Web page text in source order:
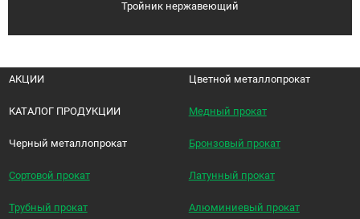
Тройник нержавеющий
АКЦИИ
КАТАЛОГ ПРОДУКЦИИ
Черный металлопрокат
Сортовой прокат
Трубный прокат
Цветной металлопрокат
Медный прокат
Бронзовый прокат
Латунный прокат
Алюминиевый прокат